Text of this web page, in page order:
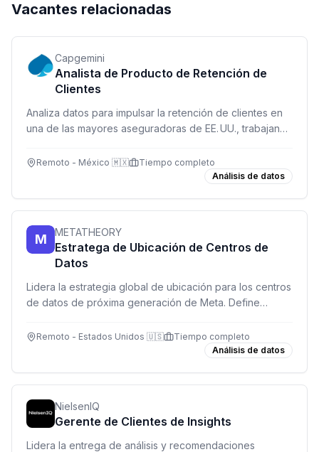
Vacantes relacionadas
Capgemini
Analista de Producto de Retención de
Clientes
Analiza datos para impulsar la retención de clientes en
una de las mayores aseguradoras de EE. UU., trabajando
Remoto - México 🇲🇽
Tiempo completo
Análisis de datos
M METATHEORY
Estratega de Ubicación de Centros de
Datos
Lidera la estrategia global de ubicación para los centros
de datos de próxima generación de Meta. Define
millones de usuarios.
Remoto - Estados Unidos 🇺🇸
Tiempo completo
Análisis de datos
NielsenIQ
Gerente de Clientes de Insights
Lidera la entrega de análisis y recomendaciones